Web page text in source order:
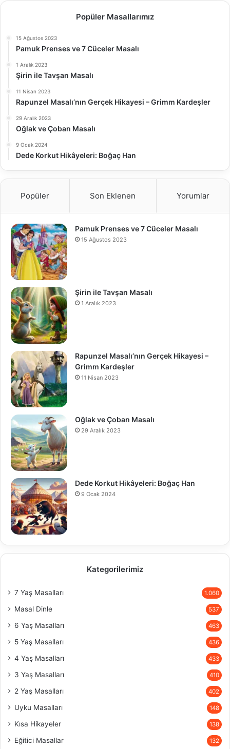
Popüler Masallarımız
15 Ağustos 2023
Pamuk Prenses ve 7 Cüceler Masalı
1 Aralık 2023
Şirin ile Tavşan Masalı
11 Nisan 2023
Rapunzel Masalı’nın Gerçek Hikayesi – Grimm Kardeşler
29 Aralık 2023
Oğlak ve Çoban Masalı
9 Ocak 2024
Dede Korkut Hikâyeleri: Boğaç Han
Popüler Son Eklenen Yorumlar
Pamuk Prenses ve 7 Cüceler Masalı
15 Ağustos 2023
Şirin ile Tavşan Masalı
1 Aralık 2023
Rapunzel Masalı’nın Gerçek Hikayesi –
Grimm Kardeşler
11 Nisan 2023
Oğlak ve Çoban Masalı
29 Aralık 2023
Dede Korkut Hikâyeleri: Boğaç Han
9 Ocak 2024
Kategorilerimiz
7 Yaş Masalları 1.060
Masal Dinle 537
6 Yaş Masalları 463
5 Yaş Masalları 436
4 Yaş Masalları 433
3 Yaş Masalları 410
2 Yaş Masalları 402
Uyku Masalları 148
Kısa Hikayeler 138
Eğitici Masallar 132